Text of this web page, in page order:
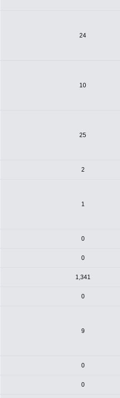
24
10
25
2
1
0
0
1,341
0
9
0
0